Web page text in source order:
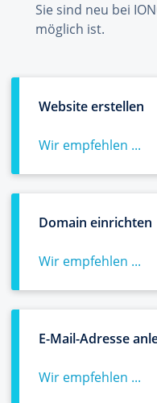
Sie sind neu bei
möglich ist.
Website erstellen
Wir empfehlen ...
Domain einrichten
Wir empfehlen ...
E-Mail-Adresse
Wir empfehlen ...